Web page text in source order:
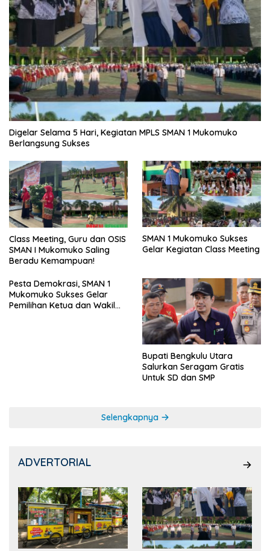
Digelar Selama 5 Hari, Kegiatan MPLS SMAN 1 Mukomuko
Berlangsung Sukses
Class Meeting, Guru dan OSIS
SMAN I Mukomuko Saling
Beradu Kemampuan!
SMAN 1 Mukomuko Sukses
Gelar Kegiatan Class Meeting
Pesta Demokrasi, SMAN 1
Mukomuko Sukses Gelar
Pemilihan Ketua dan Wakil
Bupati Bengkulu Utara
Salurkan Seragam Gratis
Untuk SD dan SMP
Selengkapnya
ADVERTORIAL